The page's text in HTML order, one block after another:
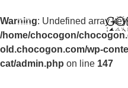
Warning: Undefined array
/home/chocogon/
old.chocogon.com/wp-
cat/admin.php on line 147